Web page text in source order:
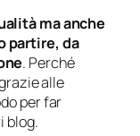
ma anche
partire, da
. Perché
alle
per far
blog.